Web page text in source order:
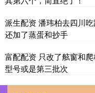
派生配资 潘玮柏去四川
还加了蒸蛋和抄手
富配配资 只改了舷窗和
型号或是第三批次